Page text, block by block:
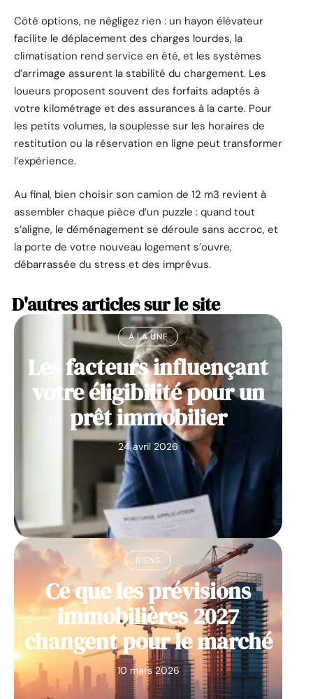
Côté options, ne négligez rien : un hayon élévateur
facilite le déplacement des charges lourdes, la
climatisation rend service en été, et les systèmes
d’arrimage assurent la stabilité du chargement. Les
loueurs proposent souvent des forfaits adaptés à
votre kilométrage et des assurances à la carte. Pour
les petits volumes, la souplesse sur les horaires de
restitution ou la réservation en ligne peut transformer
l’expérience.
Au final, bien choisir son camion de 12 m3 revient à
assembler chaque pièce d’un puzzle : quand tout
s’aligne, le déménagement se déroule sans accroc, et
la porte de votre nouveau logement s’ouvre,
débarrassée du stress et des imprévus.
D'autres articles sur le site
À LA UNE
Les facteurs influençant
votre éligibilité pour un
prêt immobilier
24 avril 2026
BIENS
Ce que les prévisions
immobilières 2027
changent pour le marché
10 mars 2026